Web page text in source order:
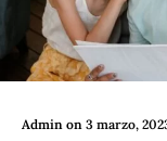
Literatura juvenil
Admin on 3 marzo,